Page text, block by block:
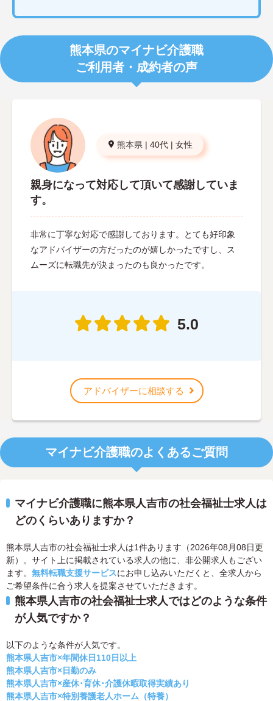
熊本県のマイナビ介護職
ご利用者・成約者の声
熊本県 | 40代 | 女性
親身になって対応して頂いて感謝していま
す。
非常に丁寧な対応で感謝しております。とても好印象
なアドバイザーの方だったのが嬉しかったですし、ス
ムーズに転職先が決まったのも良かったです。
5.0
アドバイザーに相談する
マイナビ介護職のよくあるご質問
マイナビ介護職に熊本県人吉市の社会福祉士求人は
どのくらいありますか？
熊本県人吉市の社会福祉士求人は1件あります（2026年08月08日更
新）。サイト上に掲載されている求人の他に、非公開求人もござい
ます。 無料転職支援サービスにお申し込みいただくと、全求人から
ご希望条件に合う求人を提案させていただきます。
熊本県人吉市の社会福祉士求人ではどのような条件
が人気ですか？
以下のような条件が人気です。
熊本県人吉市×年間休日110日以上
熊本県人吉市×日勤のみ
熊本県人吉市×産休･育休･介護休暇取得実績あり
熊本県人吉市×特別養護老人ホーム（特養）